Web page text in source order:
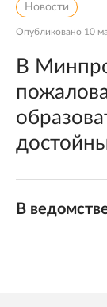
Новости
Опубликовано 10
В
В